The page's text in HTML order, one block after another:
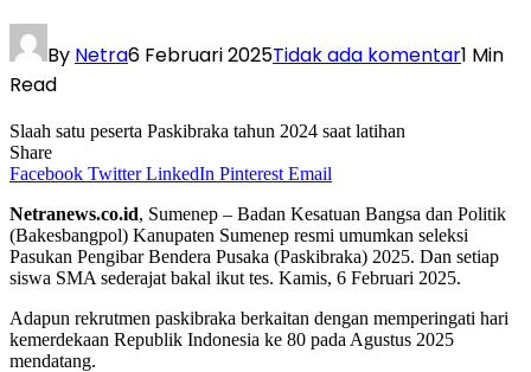
By Netra6 Februari 2025Tidak ada komentar1 Min
Read
Slaah satu peserta Paskibraka tahun 2024 saat latihan
Share
Facebook Twitter LinkedIn Pinterest Email
Netranews.co.id, Sumenep – Badan Kesatuan Bangsa dan Politik
(Bakesbangpol) Kanupaten Sumenep resmi umumkan seleksi
Pasukan Pengibar Bendera Pusaka (Paskibraka) 2025. Dan setiap
siswa SMA sederajat bakal ikut tes. Kamis, 6 Februari 2025.
Adapun rekrutmen paskibraka berkaitan dengan memperingati hari
kemerdekaan Republik Indonesia ke 80 pada Agustus 2025
mendatang.